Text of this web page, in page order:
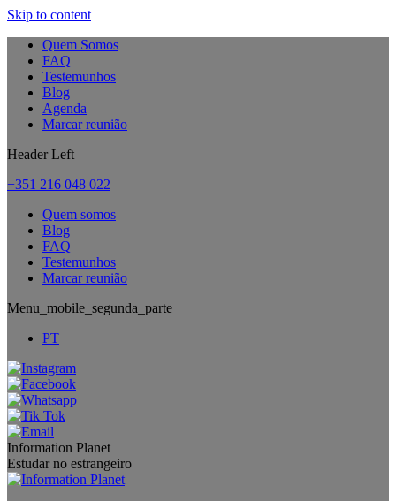
Skip to content
Quem Somos
FAQ
Testemunhos
Blog
Agenda
Marcar reunião
Header Left
+351 216 048 022
Quem somos
Blog
FAQ
Testemunhos
Marcar reunião
Menu_mobile_segunda_parte
PT
Information Planet
Estudar no estrangeiro